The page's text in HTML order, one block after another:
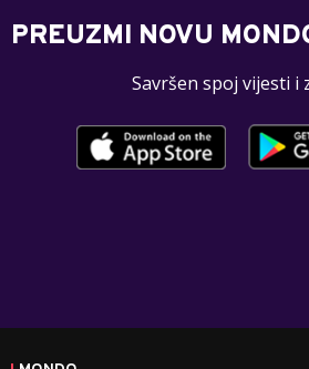
PREUZMI NOVU
Savršen spoj vijesti i